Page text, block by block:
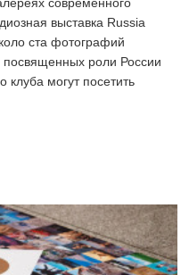
современного
выставка Russia
ста фотографий
посвященных роли России
клуба могут посетить